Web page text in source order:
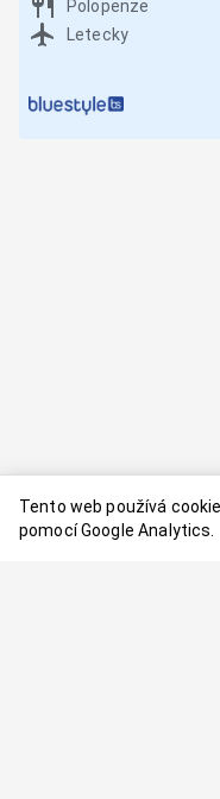
Polopenze
Letecky
Tento web používá
pomocí Google Analytics.